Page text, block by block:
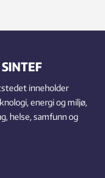
inneholder
energi og miljø,
helse, samfunn og